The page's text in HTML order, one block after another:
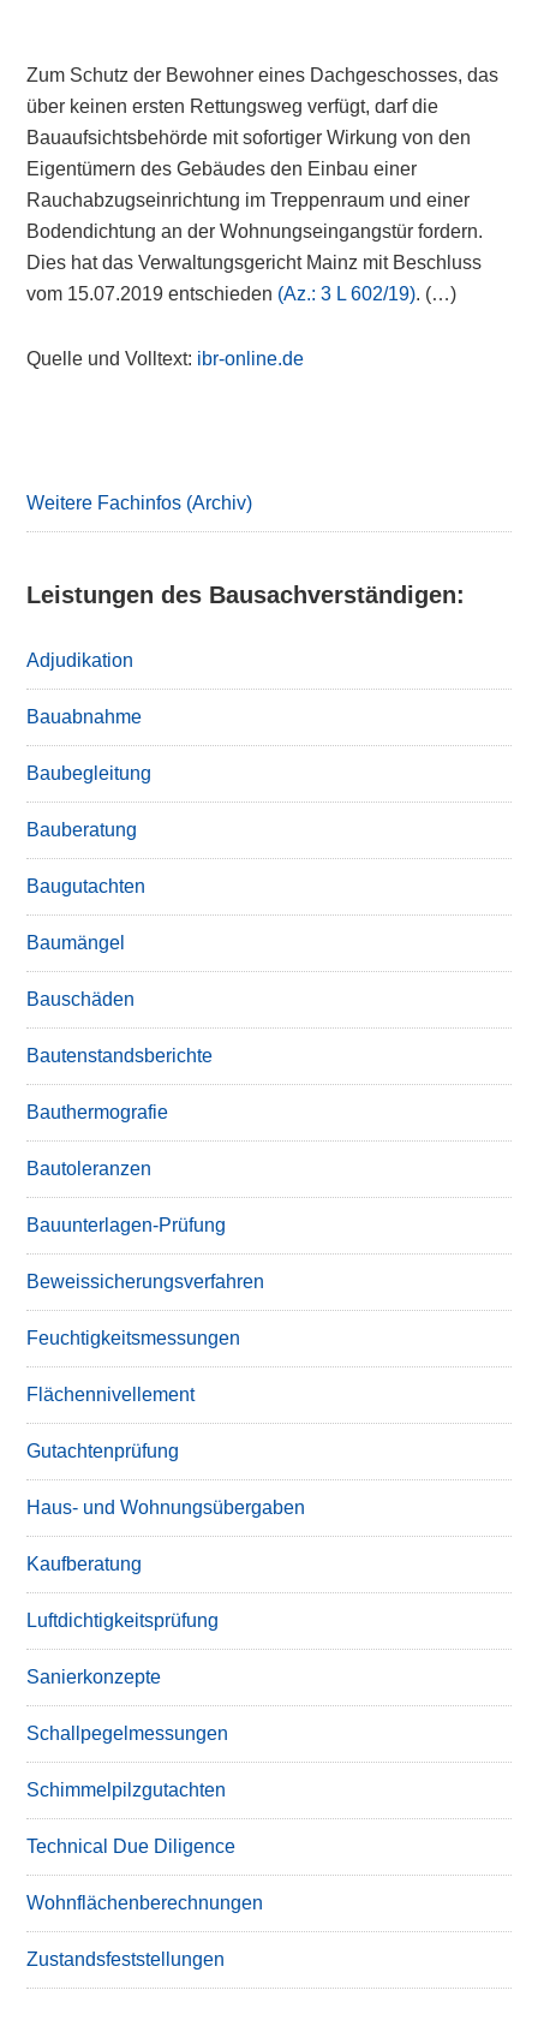
Zum Schutz der Bewohner eines Dachgeschosses, das
über keinen ersten Rettungsweg verfügt, darf die
Bauaufsichtsbehörde mit sofortiger Wirkung von den
Eigentümern des Gebäudes den Einbau einer
Rauchabzugseinrichtung im Treppenraum und einer
Bodendichtung an der Wohnungseingangstür fordern.
Dies hat das Verwaltungsgericht Mainz mit Beschluss
vom 15.07.2019 entschieden (Az.: 3 L 602/19). (…)
Quelle und Volltext: ibr-online.de
Weitere Fachinfos (Archiv)
Leistungen des Bausachverständigen:
Adjudikation
Bauabnahme
Baubegleitung
Bauberatung
Baugutachten
Baumängel
Bauschäden
Bautenstandsberichte
Bauthermografie
Bautoleranzen
Bauunterlagen-Prüfung
Beweissicherungsverfahren
Feuchtigkeitsmessungen
Flächennivellement
Gutachtenprüfung
Haus- und Wohnungsübergaben
Kaufberatung
Luftdichtigkeitsprüfung
Sanierkonzepte
Schallpegelmessungen
Schimmelpilzgutachten
Technical Due Diligence
Wohnflächenberechnungen
Zustandsfeststellungen